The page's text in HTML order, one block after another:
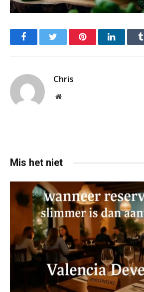
FacebookTwitter PinterestLinkedIn
Chris
Website
Mis het niet